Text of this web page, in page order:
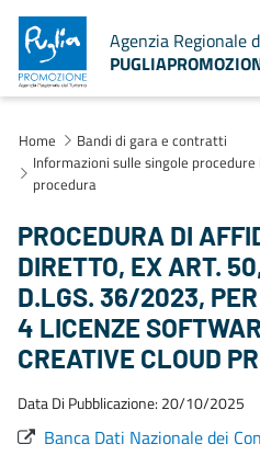
Agenzia Regionale
Home
Bandi di gara e contratti
Informazioni sulle singole
procedura
PROCEDURA DI
DIRETTO, EX ART.
D.LGS. 36/2023,
4 LICENZE
CREATIVE CLOUD
Data Di Pubblicazione: 20/10/2025
Banca Dati Nazionale dei